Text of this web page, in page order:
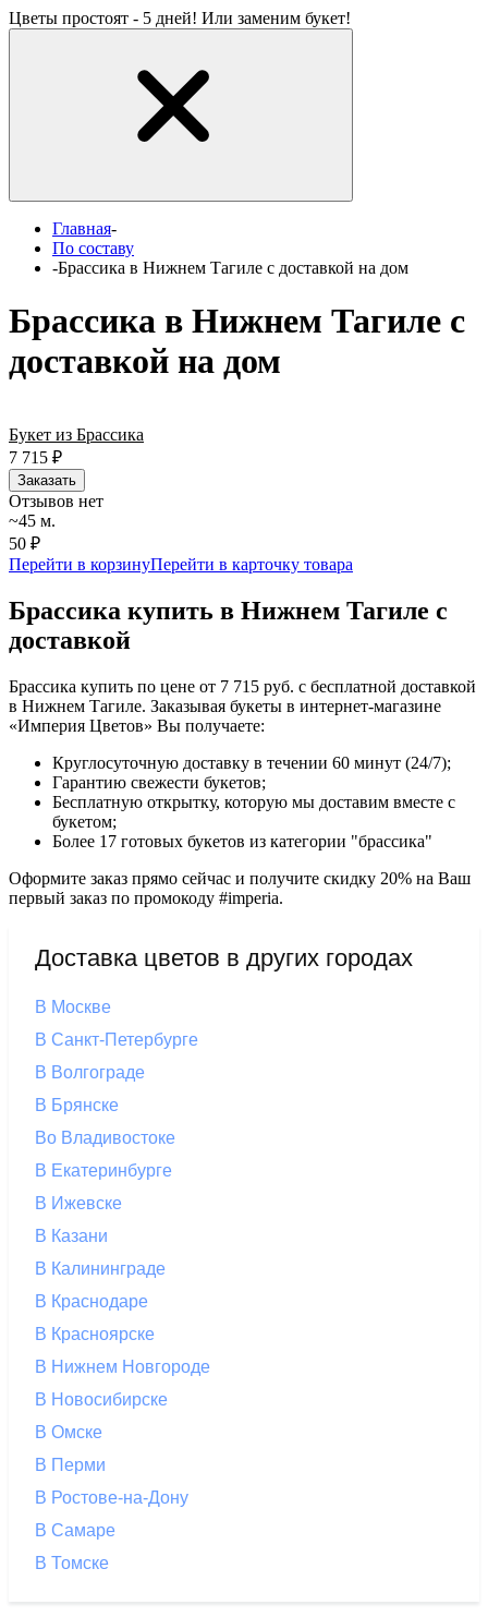
Цветы простоят - 5 дней! Или заменим букет!
Главная-
По составу
-Брассика в Нижнем Тагиле с доставкой на дом
Брассика в Нижнем Тагиле с
доставкой на дом
Букет из Брассика
7 715 ₽
Заказать
Отзывов нет
~45 м.
50 ₽
Перейти в корзинуПерейти в карточку товара
Брассика купить в Нижнем Тагиле с
доставкой
Брассика купить по цене от 7 715 руб. с бесплатной доставкой
в Нижнем Тагиле. Заказывая букеты в интернет-магазине
«Империя Цветов» Вы получаете:
Круглосуточную доставку в течении 60 минут (24/7);
Гарантию свежести букетов;
Бесплатную открытку, которую мы доставим вместе с
букетом;
Более 17 готовых букетов из категории "брассика"
Оформите заказ прямо сейчас и получите скидку 20% на Ваш
первый заказ по промокоду #imperia.
Доставка цветов в других городах
В Москве
В Санкт-Петербурге
В Волгограде
В Брянске
Во Владивостоке
В Екатеринбурге
В Ижевске
В Казани
В Калининграде
В Краснодаре
В Красноярске
В Нижнем Новгороде
В Новосибирске
В Омске
В Перми
В Ростове-на-Дону
В Самаре
В Томске